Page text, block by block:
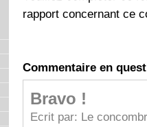
rapport concernant ce
Commentaire en
Bravo !
Ecrit par: Le